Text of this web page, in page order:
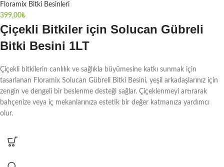
Floramix Bitki Besinleri
399,00₺
Çiçekli Bitkiler için Solucan Gübreli
Bitki Besini 1LT
Çiçekli bitkilerin canlılık ve sağlıkla büyümesine katkı sunmak için
tasarlanan Floramix Solucan Gübreli Bitki Besini, yeşil arkadaşlarınız için
zengin ve dengeli bir beslenme desteği sağlar. Çiçeklenmeyi artırarak
bahçenize veya iç mekanlarınıza estetik bir değer katmanıza yardımcı
olur.